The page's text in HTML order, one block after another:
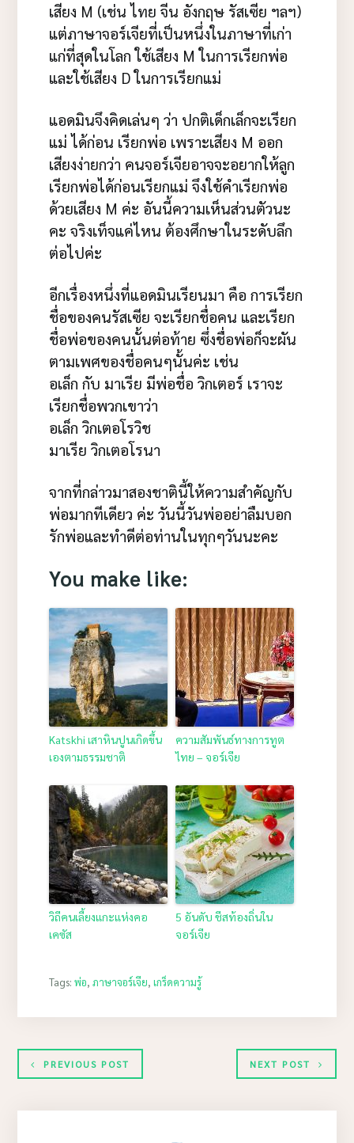
เสียง M (เช่น ไทย จีน อังกฤษ รัสเซีย ฯลฯ)
แต่ภาษาจอร์เจียที่เป็นหนึ่งในภาษาที่เก่า
แก่ที่สุดในโลก ใช้เสียง M ในการเรียกพ่อ
และใช้เสียง D ในการเรียกแม่
แอดมินจึงคิดเล่นๆ ว่า ปกติเด็กเล็กจะเรียก
แม่ ได้ก่อน เรียกพ่อ เพราะเสียง M ออก
เสียงง่ายกว่า คนจอร์เจียอาจจะอยากให้ลูก
เรียกพ่อได้ก่อนเรียกแม่ จึงใช้คำเรียกพ่อ
ด้วยเสียง M ค่ะ อันนี้ความเห็นส่วนตัวนะ
คะ จริงเท็จแค่ไหน ต้องศึกษาในระดับลึก
ต่อไปค่ะ
อีกเรื่องหนึ่งที่แอดมินเรียนมา คือ การเรียก
ชื่อของคนรัสเซีย จะเรียกชื่อคน และเรียก
ชื่อพ่อของคนนั้นต่อท้าย ซึ่งชื่อพ่อก็จะผัน
ตามเพศของชื่อคนๆนั้นค่ะ เช่น
อเล็ก กับ มาเรีย มีพ่อชื่อ วิกเตอร์ เราจะ
เรียกชื่อพวกเขาว่า
อเล็ก วิกเตอโรวิช
มาเรีย วิกเตอโรนา
จากที่กล่าวมาสองชาตินี้ให้ความสำคัญกับ
พ่อมากทีเดียว ค่ะ วันนี้วันพ่ออย่าลืมบอก
รักพ่อและทำดีต่อท่านในทุกๆวันนะคะ
You make like:
Katskhi เสาหินปูนเกิดขึ้น
เองตามธรรมชาติ
ความสัมพันธ์ทางการทูต
ไทย – จอร์เจีย
วิถีคนเลี้ยงแกะแห่งคอ
เคซัส
5 อันดับ ชีสท้องถิ่นใน
จอร์เจีย
Tags:พ่อ,ภาษาจอร์เจีย,เกร็ดความรู้
PREVIOUS POST NEXT POST